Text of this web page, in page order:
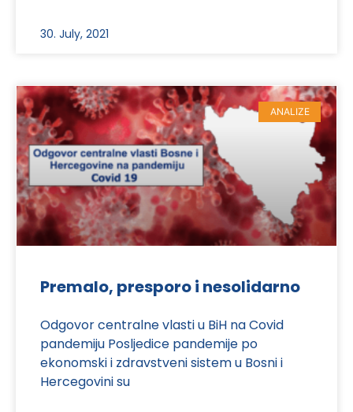
30. July, 2021
ANALIZE
Premalo, presporo i nesolidarno
Odgovor centralne vlasti u BiH na Covid
pandemiju Posljedice pandemije po
ekonomski i zdravstveni sistem u Bosni i
Hercegovini su